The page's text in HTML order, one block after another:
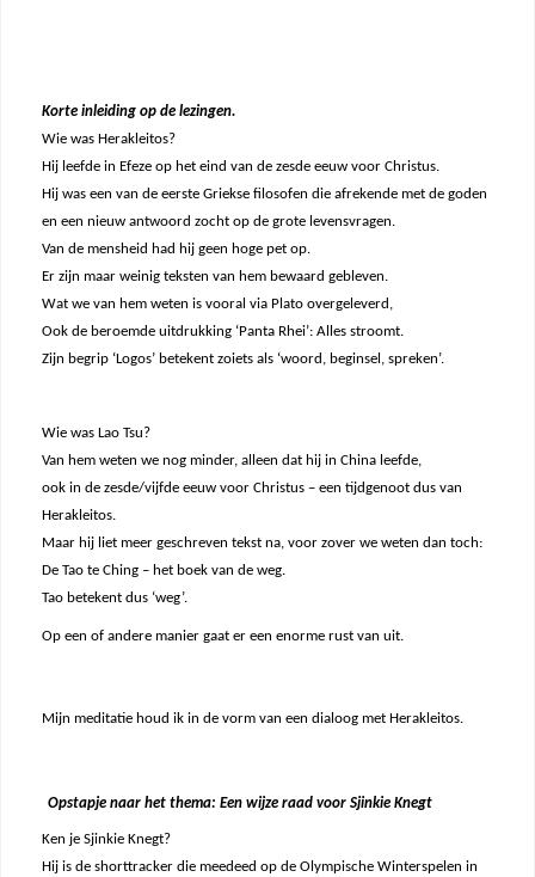
Korte inleiding op de lezingen.
Wie was Herakleitos?
Hij leefde in Efeze op het eind van de zesde eeuw voor Christus.
Hij was een van de eerste Griekse filosofen die afrekende met de goden
en een nieuw antwoord zocht op de grote levensvragen.
Van de mensheid had hij geen hoge pet op.
Er zijn maar weinig teksten van hem bewaard gebleven.
Wat we van hem weten is vooral via Plato overgeleverd,
Ook de beroemde uitdrukking ‘Panta Rhei’: Alles stroomt.
Zijn begrip ‘Logos’ betekent zoiets als ‘woord, beginsel, spreken’.
Wie was Lao Tsu?
Van hem weten we nog minder, alleen dat hij in China leefde,
ook in de zesde/vijfde eeuw voor Christus – een tijdgenoot dus van
Herakleitos.
Maar hij liet meer geschreven tekst na, voor zover we weten dan toch:
De Tao te Ching – het boek van de weg.
Tao betekent dus ‘weg’.
Op een of andere manier gaat er een enorme rust van uit.
Mijn meditatie houd ik in de vorm van een dialoog met Herakleitos.
Opstapje naar het thema: Een wijze raad voor Sjinkie Knegt
Ken je Sjinkie Knegt?
Hij is de shorttracker die meedeed op de Olympische Winterspelen in